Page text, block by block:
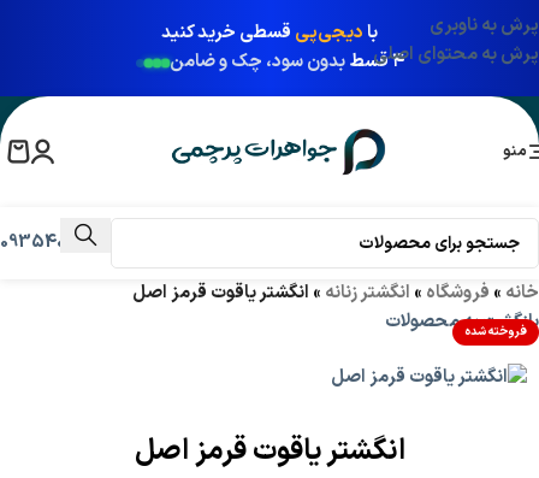
پرش به ناوبری
پرش به محتوای اصلی
بادیجی‌پی قسطی خرید کنید
۴ قسط
بدون سود، چک و ضامن
منو
09354031009
خانه » فروشگاه » انگشتر زنانه » انگشتر یاقوت قرمز اصل
بازگشت به محصولات
فروخته شده
انگشتر یاقوت قرمز اصل